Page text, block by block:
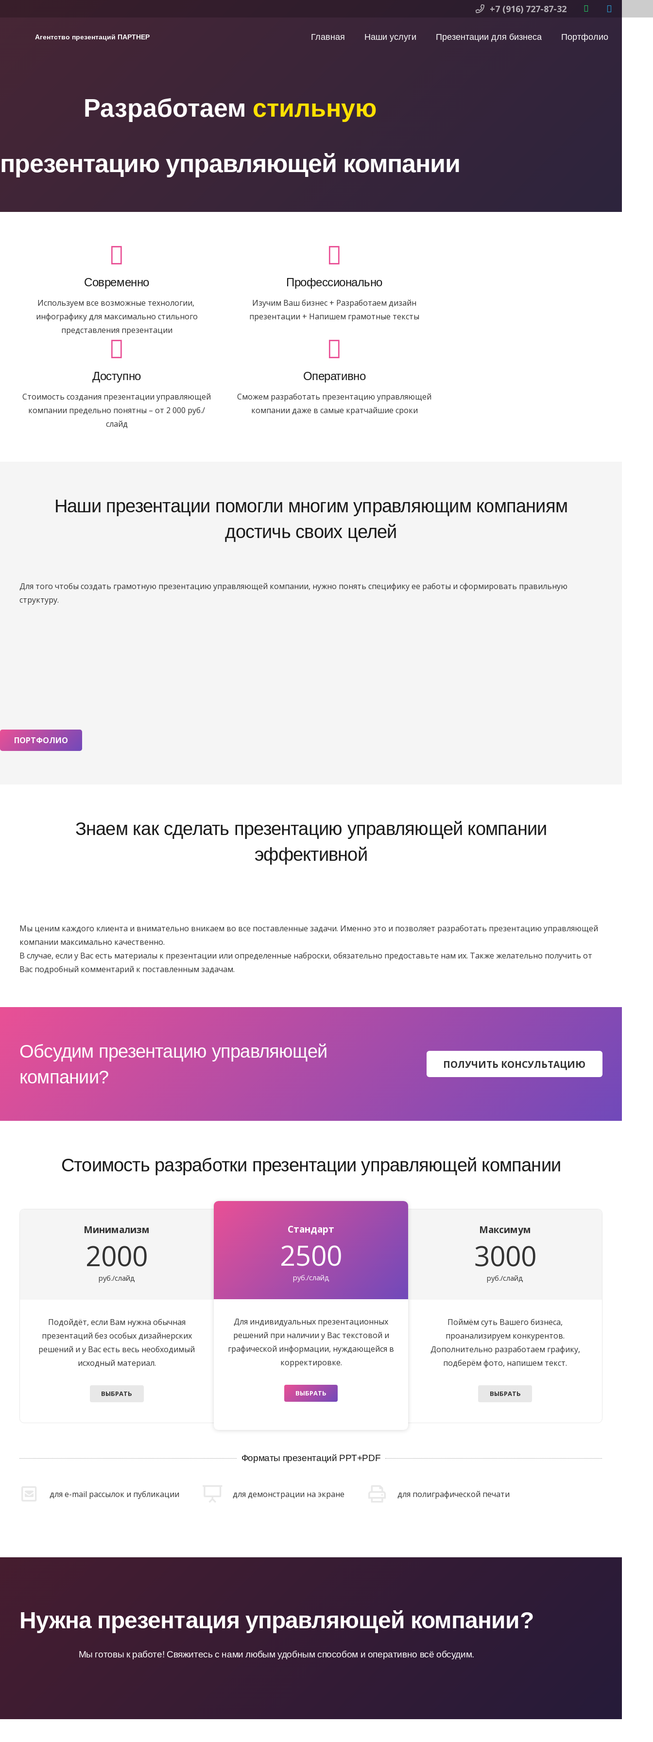
+7 (916) 727-87-32
Агентство презентаций ПАРТНЕР Главная Наши услуги Презентации для бизнеса Портфолио
Разработаем стильную
презентацию управляющей компании
Современно
Используем все возможные технологии,
инфографику для максимально стильного
представления презентации
Профессионально
Изучим Ваш бизнес + Разработаем дизайн
презентации + Напишем грамотные тексты
Доступно
Стоимость создания презентации управляющей
компании предельно понятны – от 2 000 руб./
слайд
Оперативно
Сможем разработать презентацию управляющей
компании даже в самые кратчайшие сроки
Наши презентации помогли многим управляющим компаниям
достичь своих целей
Для того чтобы создать грамотную презентацию управляющей компании, нужно понять специфику ее работы и сформировать правильную
структуру.
ПОРТФОЛИО
Знаем как сделать презентацию управляющей компании
эффективной
Мы ценим каждого клиента и внимательно вникаем во все поставленные задачи. Именно это и позволяет разработать презентацию управляющей
компании максимально качественно.
В случае, если у Вас есть материалы к презентации или определенные наброски, обязательно предоставьте нам их. Также желательно получить от
Вас подробный комментарий к поставленным задачам.
Обсудим презентацию управляющей
компании?
ПОЛУЧИТЬ КОНСУЛЬТАЦИЮ
Стоимость разработки презентации управляющей компании
Минимализм
2000
руб./слайд
Подойдёт, если Вам нужна обычная
презентаций без особых дизайнерских
решений и у Вас есть весь необходимый
исходный материал.
ВЫБРАТЬ
Стандарт
2500
руб./слайд
Для индивидуальных презентационных
решений при наличии у Вас текстовой и
графической информации, нуждающейся в
корректировке.
ВЫБРАТЬ
Максимум
3000
руб./слайд
Поймём суть Вашего бизнеса,
проанализируем конкурентов.
Дополнительно разработаем графику,
подберём фото, напишем текст.
ВЫБРАТЬ
Форматы презентаций PPT+PDF
для e-mail рассылок и публикации для демонстрации на экране для полиграфической печати
Нужна презентация управляющей компании?
Мы готовы к работе! Свяжитесь с нами любым удобным способом и оперативно всё обсудим.